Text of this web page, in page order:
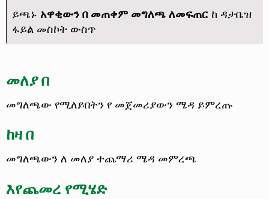
ይጫኑ አዋቂውን በ መጠቀም መግለጫ ለመፍጠር ከ ዳታቤዝ
ፋይል መስኮት ውስጥ
መለያ በ
መግለጫው የሚለይበትን የ መጀመሪያውን ሜዳ ይምረጡ
ከዛ በ
መግለጫውን ለ መለያ ተጨማሪ ሜዳ መምረጫ
እየጨመረ የሚሄድ